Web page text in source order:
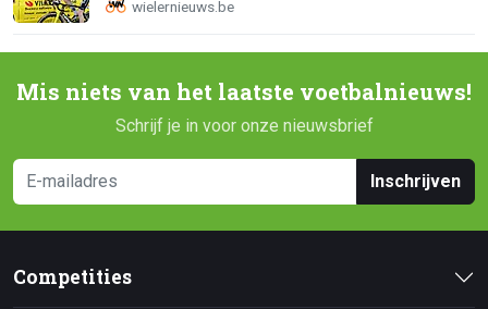
Mis niets van het laatste voetbalnieuws!
Schrijf je in voor onze nieuwsbrief
Inschrijven
Competities